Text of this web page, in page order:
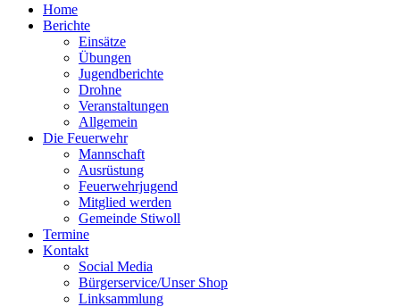
Home
Berichte
Einsätze
Übungen
Jugendberichte
Drohne
Veranstaltungen
Allgemein
Die Feuerwehr
Mannschaft
Ausrüstung
Feuerwehrjugend
Mitglied werden
Gemeinde Stiwoll
Termine
Kontakt
Social Media
Bürgerservice/Unser Shop
Linksammlung